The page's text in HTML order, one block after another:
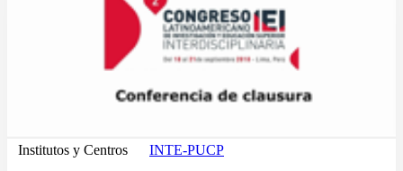
Institutos y Centros INTE-PUCP